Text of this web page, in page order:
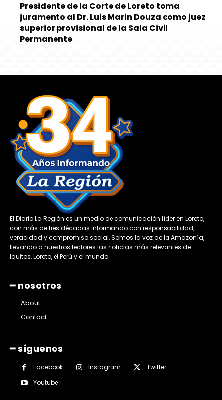
Presidente de la Corte de Loreto toma
juramento al Dr. Luis Marin Douza como juez
superior provisional de la Sala Civil
Permanente
El Diario La Región es un medio de comunicación líder en Loreto,
con más de tres décadas informando con responsabilidad,
veracidad y compromiso social. Somos la voz de la Amazonía,
llevando a nuestros lectores las noticias más relevantes de
Iquitos, Loreto, el Perú y el mundo.
━ nosotros
About
Contact
━ síguenos
Facebook Instagram
Twitter
Youtube